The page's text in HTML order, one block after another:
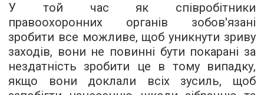
У той час як співробітники
правоохоронних органів зобов'язані
зробити все можливе, щоб уникнути зриву
заходів, вони не повинні бути покарані за
нездатність зробити це в тому випадку,
якщо вони доклали всіх зусиль, щоб